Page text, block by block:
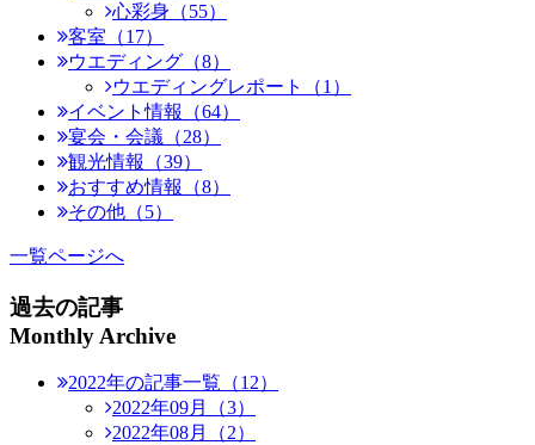
心彩身（55）
客室（17）
ウエディング（8）
ウエディングレポート（1）
イベント情報（64）
宴会・会議（28）
観光情報（39）
おすすめ情報（8）
その他（5）
一覧ページへ
過去の記事
Monthly Archive
2022年の記事一覧（12）
2022年09月（3）
2022年08月（2）